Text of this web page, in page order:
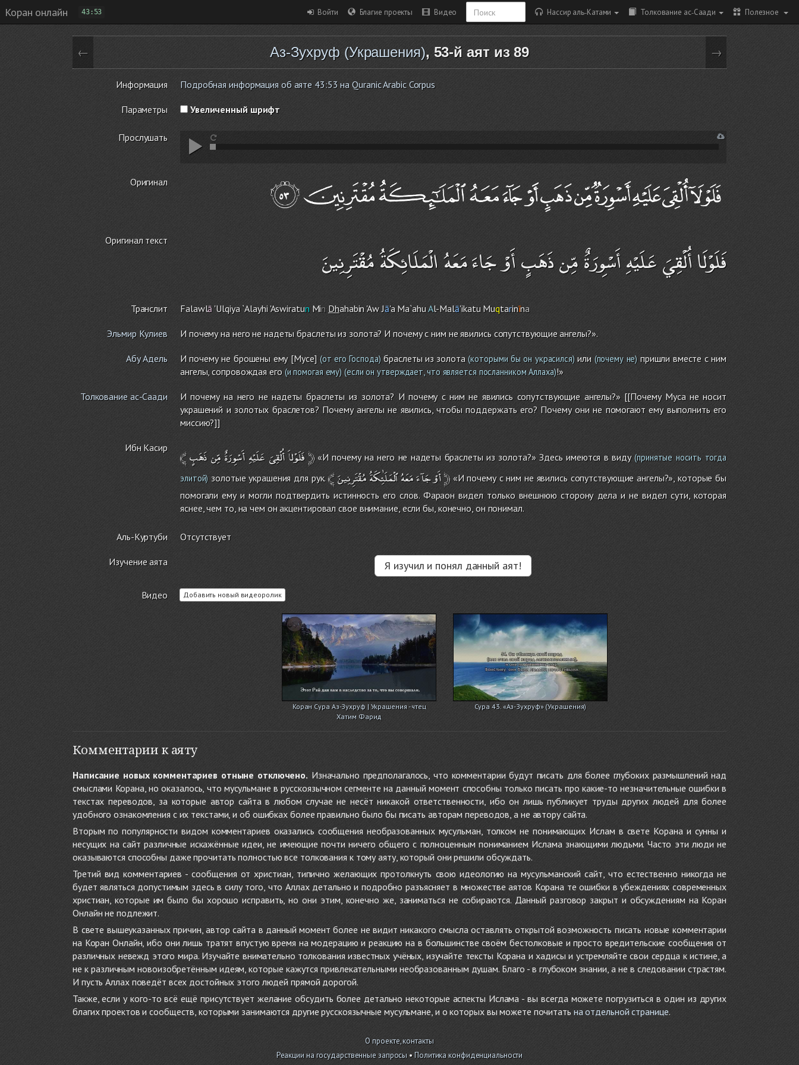
Коран онлайн 43:53 Войти Благие проекты Видео Нассир аль-Катами Толкование ас-Саади Полезное
← Аз-Зухруф (Украшения), 53-й аят из 89 →
Информация Подробная информация об аяте 43:53 на Quranic Arabic Corpus
Параметры Увеличенный шрифт
Прослушать
Оригинал
Оригинал текст
فَلَوْلَا أُلْقِيَ عَلَيْهِ أَسْوِرَةٌ مِّن ذَهَبٍ أَوْ جَاءَ مَعَهُ الْمَلَائِكَةُ مُقْتَرِنِينَ
Транслит Falawlā 'Ulqiya `Alayhi 'AswiratunMin Dhahabin 'Aw Jā'a Ma`ahuAl-Malā'ikatu Muqtarinīna
Эльмир Кулиев И почему на него не надеты браслеты из золота? И почему с ним не явились сопутствующие ангелы?».
Абу Адель И почему не брошены ему [Мусе] (от его Господа)браслеты из золота(которыми бы он украсился)или (почему не) пришли вместе с ним
ангелы, сопровождая его(и помогая ему) (если он утверждает, что является посланником Аллаха)!»
Толкование ас-Саади
И почему на него не надеты браслеты из золота? И почему с ним не явились сопутствующие ангелы?» [[Почему Муса не носит
украшений и золотых браслетов? Почему ангелы не явились, чтобы поддержать его? Почему они не помогают ему выполнить его
миссию?]]
Ибн Касир ﴾ فَلَوْلاَأُلْقِىَعَلَيْهِأَسْوِرَةٌمِّنذَهَبٍ ﴿«И почему на него не надеты браслеты из золота?» Здесь имеются в виду(принятые носить тогда
элитой) золотые украшения для рук.﴾ أَوْجَآءَمَعَهُٱلْمَلَٰئِكَةُمُقْتَرِنِينَ ﴿«И почему с ним не явились сопутствующие ангелы?», которые бы
помогали ему и могли подтвердить истинность его слов. Фараон видел только внешнюю сторону дела и не видел сути, которая
яснее, чем то, на чем он акцентировал свое внимание, если бы, конечно, он понимал.
Аль-Куртуби Отсутствует
Изучение аята Я изучил и понял данный аят!
Видео Добавить новый видеоролик
Коран Сура Аз-Зухруф | Украшения - чтец
Хатим Фарид
Сура 43. «Аз-Зухруф» (Украшения)
Комментарии к аяту
Написание новых комментариев отныне отключено. Изначально предполагалось, что комментарии будут писать для более глубоких размышлений над
смыслами Корана, но оказалось, что мусульмане в русскоязычном сегменте на данный момент способны только писать про какие-то незначительные ошибки в
текстах переводов, за которые автор сайта в любом случае не несёт никакой ответственности, ибо он лишь публикует труды других людей для более
удобного ознакомления с их текстами, и об ошибках более правильно было бы писать авторам переводов, а не автору сайта.
Вторым по популярности видом комментариев оказались сообщения необразованных мусульман, толком не понимающих Ислам в свете Корана и сунны и
несущих на сайт различные искажённые идеи, не имеющие почти ничего общего с полноценным пониманием Ислама знающими людьми. Часто эти люди не
оказываются способны даже прочитать полностью все толкования к тому аяту, который они решили обсуждать.
Третий вид комментариев - сообщения от христиан, типично желающих протолкнуть свою идеологию на мусульманский сайт, что естественно никогда не
будет являться допустимым здесь в силу того, что Аллах детально и подробно разъясняет в множестве аятов Корана те ошибки в убеждениях современных
христиан, которые им было бы хорошо исправить, но они этим, конечно же, заниматься не собираются. Данный разговор закрыт и обсуждениям на Коран
Онлайн не подлежит.
В свете вышеуказанных причин, автор сайта в данный момент более не видит никакого смысла оставлять открытой возможность писать новые комментарии
на Коран Онлайн, ибо они лишь тратят впустую время на модерацию и реакцию на в большинстве своём бестолковые и просто вредительские сообщения от
различных невежд этого мира. Изучайте внимательно толкования известных учёных, изучайте тексты Корана и хадисы и устремляйте свои сердца к истине, а
не к различным новоизобретённым идеям, которые кажутся привлекательными необразованным душам. Благо - в глубоком знании, а не в следовании страстям.
И пусть Аллах поведёт всех достойных этого людей прямой дорогой.
Также, если у кого-то всё ещё присутствует желание обсудить более детально некоторые аспекты Ислама - вы всегда можете погрузиться в один из других
благих проектов и сообществ, которыми занимаются другие русскоязычные мусульмане, и о которых вы можете почитать на отдельной странице.
О проекте, контакты
Реакции на государственные запросы •Политика конфиденциальности